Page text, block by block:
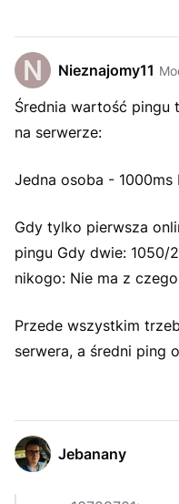
Nieznajomy11
Średnia wartość pingu
na serwerze:
Jedna osoba -
Gdy tylko pierwsza
pingu Gdy dwie: 1050/
nikogo: Nie ma z
Przede wszystkim
serwera, a średni ping
Jebanany